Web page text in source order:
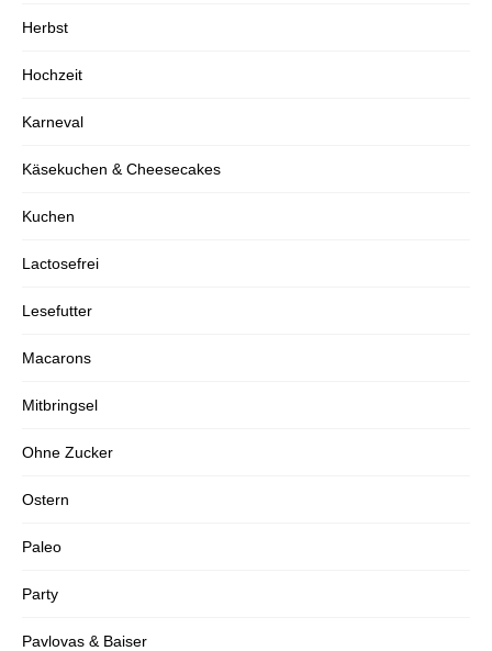
Herbst
Hochzeit
Karneval
Käsekuchen & Cheesecakes
Kuchen
Lactosefrei
Lesefutter
Macarons
Mitbringsel
Ohne Zucker
Ostern
Paleo
Party
Pavlovas & Baiser